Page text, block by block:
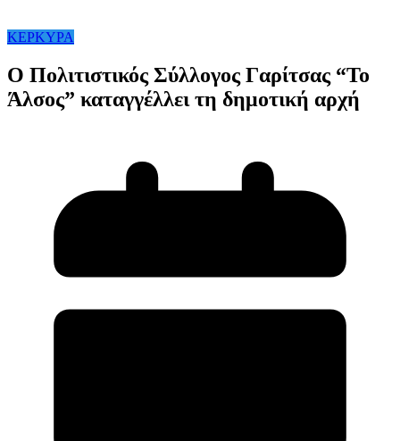
ΚΕΡΚΥΡΑ
Ο Πολιτιστικός Σύλλογος Γαρίτσας “Το
Άλσος” καταγγέλλει τη δημοτική αρχή